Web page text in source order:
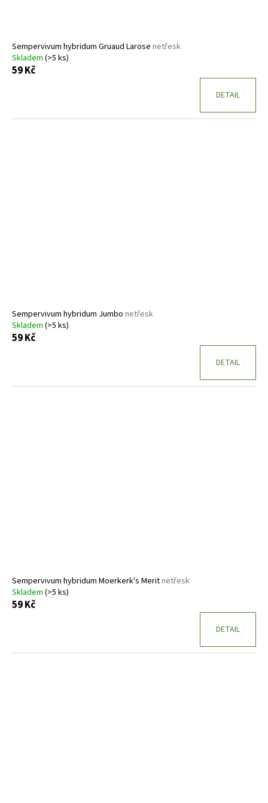
Sempervivum hybridum Gruaud Larose netřesk
Skladem (>5 ks)
59 Kč
DETAIL
Sempervivum hybridum Jumbo netřesk
Skladem (>5 ks)
59 Kč
DETAIL
Sempervivum hybridum Moerkerk's Meritnetřesk
Skladem (>5 ks)
59 Kč
DETAIL